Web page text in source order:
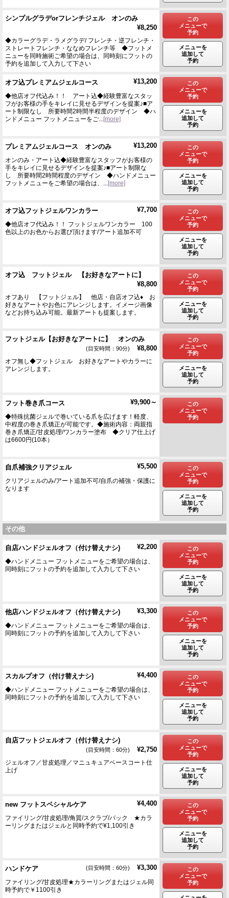
シンプルグラデorフレンチジェル オンのみ
¥8,250
◆カラーグラデ・ラメグラデ/ フレンチ・逆フレンチ・
ストレートフレンチ・ななめフレンチ等 ◆フットメ
ニューを同時施術ご希望の場合は、同時刻にフットの
予約を追加して入力して下さい
この
メニューで
予約
メニューを
追加して
予約
オフ込プレミアムジェルコース ¥13,200
◆他店オフ代込み！！ アート込◆経験豊富なスタッ
フがお客様の手をキレイに見せるデザインを提案♪■ア
ート制限なし 所要時間2時間半程度のデザイン ◆ハ
ンドメニュー フットメニューをご...[more]
この
メニューで
予約
メニューを
追加して
予約
プレミアムジェルコース オンのみ ¥13,200
オンのみ・アート込◆経験豊富なスタッフがお客様の
手をキレイに見せるデザインを提案♪■アート制限な
し 所要時間2時間程度のデザイン ◆ハンドメニュー
フットメニューをご希望の場合は、...[more]
この
メニューで
予約
メニューを
追加して
予約
オフ込フットジェルワンカラー ¥7,700
◆他店オフ代込み！！ フットジェルワンカラー 100
色以上のお色からお選び頂けます/アート追加不可
この
メニューで
予約
メニューを
追加して
予約
オフ込 フットジェル 【お好きなアートに】
¥8,800
オフあり 【フットジェル】 他店・自店オフ込♦ お
好きなアートやお色にアレンジします。イメージ画像
などお持ち込み可能。最新アートも提案します。
この
メニューで
予約
メニューを
追加して
予約
フットジェル【お好きなアートに】 オンのみ
(目安時間：90分) ¥8,800
オフ無し◆フットジェル お好きなアートやカラーに
アレンジします。
この
メニューで
予約
メニューを
追加して
予約
フット巻き爪コース ¥9,900～
◆特殊抗菌ジェルで巻いている爪を広げます！軽度、
中程度の巻き爪矯正が可能です。◆施術内容：両親指
巻き爪矯正/甘皮処理/ワンカラー塗布 ◆クリア仕上げ
は6600円(10本）
この
メニューで
予約
自爪補強クリアジェル ¥5,500
クリアジェルのみ/アート追加不可/自爪の補強・保護に
なります
この
メニューで
予約
メニューを
追加して
予約
その他
自店ハンドジェルオフ（付け替えナシ) ¥2,200
◆ハンドメニュー フットメニューをご希望の場合は、
同時刻にフットの予約を追加して入力して下さい
この
メニューで
予約
メニューを
追加して
予約
他店ハンドジェルオフ（付け替えナシ) ¥3,300
◆ハンドメニュー フットメニューをご希望の場合は、
同時刻にフットの予約を追加して入力して下さい
この
メニューで
予約
メニューを
追加して
予約
スカルプオフ（付け替えナシ) ¥4,400
◆ハンドメニュー フットメニューをご希望の場合は、
同時刻にフットの予約を追加して入力して下さい
この
メニューで
予約
メニューを
追加して
予約
自店フットジェルオフ（付け替えナシ)
(目安時間：60分) ¥2,750
ジェルオフ／甘皮処理／マニュキュアベースコート仕
上げ
この
メニューで
予約
メニューを
追加して
予約
new フットスペシャルケア ¥4,400
ファイリング/甘皮処理/角質/スクラブ/パック ★カラ
ーリングまたはジェルと同時予約で¥1,100引き
この
メニューで
予約
メニューを
追加して
予約
ハンドケア (目安時間：60分) ¥3,300
ファイリング/甘皮処理★カラーリングまたはジェル同
時予約で￥1100引き
この
メニューで
予約